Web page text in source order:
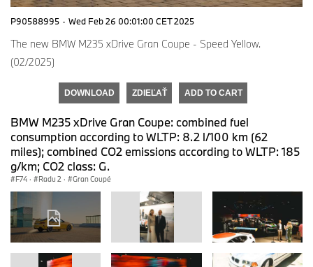
P90588995 · Wed Feb 26 00:01:00 CET 2025
The new BMW M235 xDrive Gran Coupe - Speed Yellow.
(02/2025)
DOWNLOAD ZDIEĽAŤ ADD TO CART
BMW M235 xDrive Gran Coupe: combined fuel
consumption according to WLTP: 8.2 l/100 km (62
miles); combined CO2 emissions according to WLTP: 185
g/km; CO2 class: G.
F74 · Radu 2 · Gran Coupé